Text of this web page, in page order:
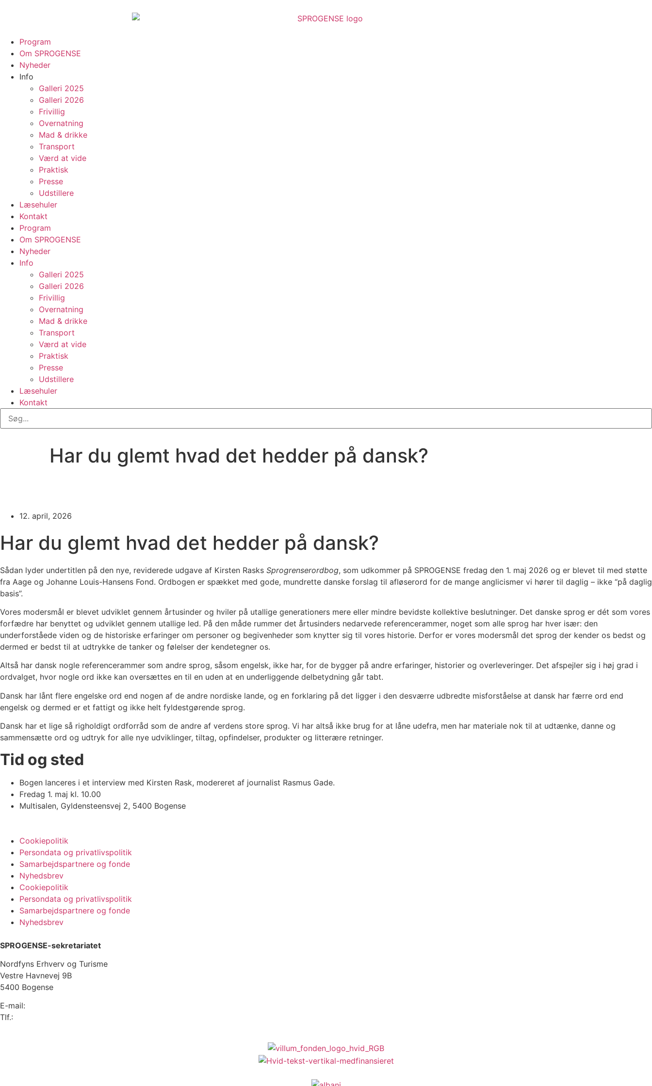
Program
Om SPROGENSE
Nyheder
Info
Galleri 2025
Galleri 2026
Frivillig
Overnatning
Mad & drikke
Transport
Værd at vide
Praktisk
Presse
Udstillere
Læsehuler
Kontakt
Program
Om SPROGENSE
Nyheder
Info
Galleri 2025
Galleri 2026
Frivillig
Overnatning
Mad & drikke
Transport
Værd at vide
Praktisk
Presse
Udstillere
Læsehuler
Kontakt
Har du glemt hvad det hedder på dansk?
12. april, 2026
Har du glemt hvad det hedder på dansk?
Sådan lyder undertitlen på den nye, reviderede udgave af Kirsten Rasks Sprogrenserordbog, som udkommer på SPROGENSE fredag den 1. maj 2026 og er blevet til med støtte
fra Aage og Johanne Louis-Hansens Fond. Ordbogen er spækket med gode, mundrette danske forslag til afløserord for de mange anglicismer vi hører til daglig – ikke “på daglig
basis”.
Vores modersmål er blevet udviklet gennem årtusinder og hviler på utallige generationers mere eller mindre bevidste kollektive beslutninger. Det danske sprog er dét som vores
forfædre har benyttet og udviklet gennem utallige led. På den måde rummer det årtusinders nedarvede referencerammer, noget som alle sprog har hver især: den
underforståede viden og de historiske erfaringer om personer og begivenheder som knytter sig til vores historie. Derfor er vores modersmål det sprog der kender os bedst og
dermed er bedst til at udtrykke de tanker og følelser der kendetegner os.
Altså har dansk nogle referencerammer som andre sprog, såsom engelsk, ikke har, for de bygger på andre erfaringer, historier og overleveringer. Det afspejler sig i høj grad i
ordvalget, hvor nogle ord ikke kan oversættes en til en uden at en underliggende delbetydning går tabt.
Dansk har lånt flere engelske ord end nogen af de andre nordiske lande, og en forklaring på det ligger i den desværre udbredte misforståelse at dansk har færre ord end
engelsk og dermed er et fattigt og ikke helt fyldestgørende sprog.
Dansk har et lige så righoldigt ordforråd som de andre af verdens store sprog. Vi har altså ikke brug for at låne udefra, men har materiale nok til at udtænke, danne og
sammensætte ord og udtryk for alle nye udviklinger, tiltag, opfindelser, produkter og litterære retninger.
Tid og sted
Bogen lanceres i et interview med Kirsten Rask, modereret af journalist Rasmus Gade.
Fredag 1. maj kl. 10.00
Multisalen, Gyldensteensvej 2, 5400 Bogense
Cookiepolitik
Persondata og privatlivspolitik
Samarbejdspartnere og fonde
Nyhedsbrev
Cookiepolitik
Persondata og privatlivspolitik
Samarbejdspartnere og fonde
Nyhedsbrev
SPROGENSE-sekretariatet
Nordfyns Erhverv og Turisme
Vestre Havnevej 9B
5400 Bogense
E-mail:
Tlf.: